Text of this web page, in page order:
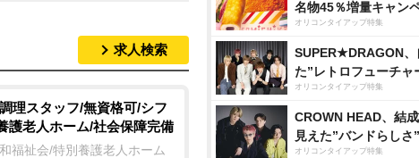
求人検索
理スタッフ/無資格可/シフ
護老人ホーム/社会保障完備
福祉会/特別養護老人ホーム
名物45％増量キャン
オリコンタイアップ特集
SUPER★DRAGON、
た”レトロフューチャ
オリコンタイアップ特集
CROWN HEAD、結
見えた”バンドらしさ”
オリコンタイアップ特集